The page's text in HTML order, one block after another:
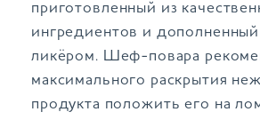
приготовленный из
ингредиентов и
ликёром. Шеф-повара
максимального раскрытия
продукта положить его на